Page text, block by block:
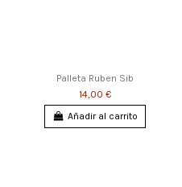
Palleta Ruben Sib
14,00 €
Añadir al carrito